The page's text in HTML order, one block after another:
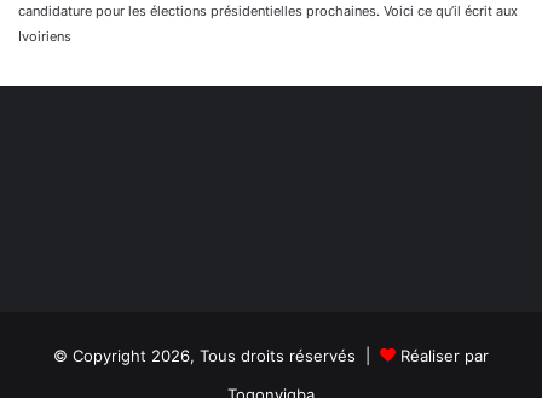
candidature pour les élections présidentielles prochaines. Voici ce qu’il écrit aux
Ivoiriens
© Copyright 2026, Tous droits réservés |
Réaliser par
Togonyigba